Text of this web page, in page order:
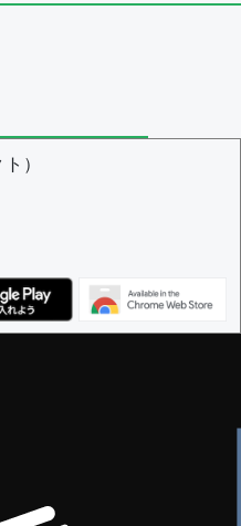
持つユーザー -
ーザー -
持つユーザー -
）